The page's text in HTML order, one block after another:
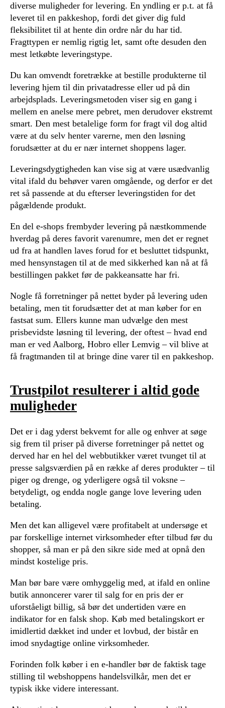
diverse muligheder for levering. En yndling er p.t. at få
leveret til en pakkeshop, fordi det giver dig fuld
fleksibilitet til at hente din ordre når du har tid.
Fragttypen er nemlig rigtig let, samt ofte desuden den
mest letkøbte leveringstype.
Du kan omvendt foretrække at bestille produkterne til
levering hjem til din privatadresse eller ud på din
arbejdsplads. Leveringsmetoden viser sig en gang i
mellem en anelse mere pebret, men derudover ekstremt
smart. Den mest betalelige form for fragt vil dog altid
være at du selv henter varerne, men den løsning
forudsætter at du er nær internet shoppens lager.
Leveringsdygtigheden kan vise sig at være usædvanlig
vital ifald du behøver varen omgående, og derfor er det
ret så passende at du efterser leveringstiden for det
pågældende produkt.
En del e-shops frembyder levering på næstkommende
hverdag på deres favorit varenumre, men det er regnet
ud fra at handlen laves forud for et besluttet tidspunkt,
med hensynstagen til at de med sikkerhed kan nå at få
bestillingen pakket før de pakkeansatte har fri.
Nogle få forretninger på nettet byder på levering uden
betaling, men tit forudsætter det at man køber for en
fastsat sum. Ellers kunne man udvælge den mest
prisbevidste løsning til levering, der oftest – hvad end
man er ved Aalborg, Hobro eller Lemvig – vil blive at
få fragtmanden til at bringe dine varer til en pakkeshop.
Trustpilot resulterer i altid gode
muligheder
Det er i dag yderst bekvemt for alle og enhver at søge
sig frem til priser på diverse forretninger på nettet og
derved har en hel del webbutikker været tvunget til at
presse salgsværdien på en række af deres produkter – til
piger og drenge, og yderligere også til voksne –
betydeligt, og endda nogle gange love levering uden
betaling.
Men det kan alligevel være profitabelt at undersøge et
par forskellige internet virksomheder efter tilbud før du
shopper, så man er på den sikre side med at opnå den
mindst kostelige pris.
Man bør bare være omhyggelig med, at ifald en online
butik annoncerer varer til salg for en pris der er
uforståeligt billig, så bør det undertiden være en
indikator for en falsk shop. Køb med betalingskort er
imidlertid dækket ind under et lovbud, der bistår en
imod snydagtige online virksomheder.
Forinden folk køber i en e-handler bør de faktisk tage
stilling til webshoppens handelsvilkår, men det er
typisk ikke videre interessant.